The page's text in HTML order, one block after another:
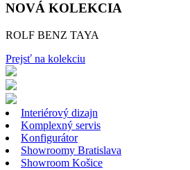
NOVÁ KOLEKCIA
ROLF BENZ TAYA
Prejsť na kolekciu
Interiérový dizajn
Komplexný servis
Konfigurátor
Showroomy Bratislava
Showroom Košice